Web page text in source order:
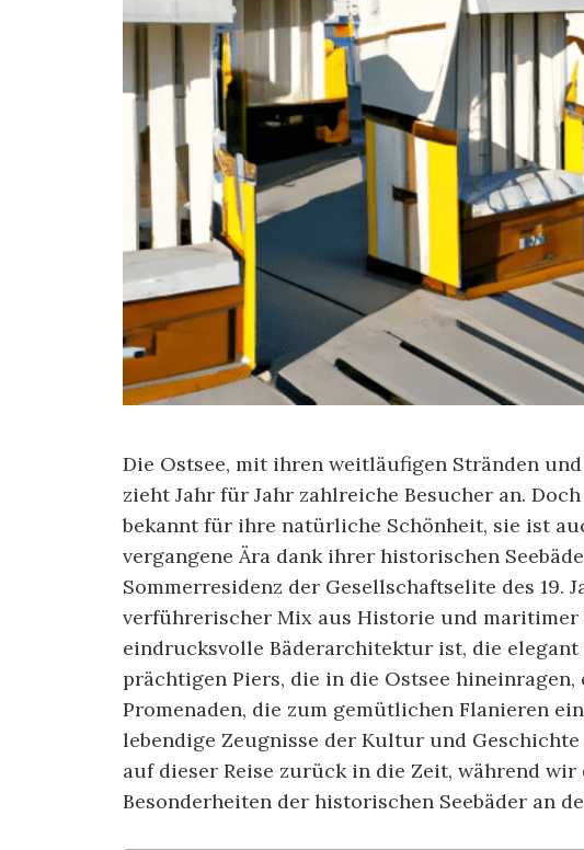
Die Ostsee, mit ihren weitläufigen Stränden
zieht Jahr für Jahr zahlreiche Besucher an.
bekannt für ihre natürliche Schönheit, sie ist
vergangene Ära dank ihrer historischen
Sommerresidenz der Gesellschaftselite des 19.
verführerischer Mix aus Historie und maritimer
eindrucksvolle Bäderarchitektur ist, die
prächtigen Piers, die in die Ostsee
Promenaden, die zum gemütlichen Flanieren
lebendige Zeugnisse der Kultur und
auf dieser Reise zurück in die Zeit, während
Besonderheiten der historischen Seebäder an